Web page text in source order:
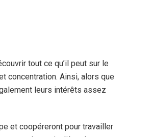
tout ce qu’il peut sur le
concentration. Ainsi, alors que
leurs intérêts assez
et coopéreront pour travailler